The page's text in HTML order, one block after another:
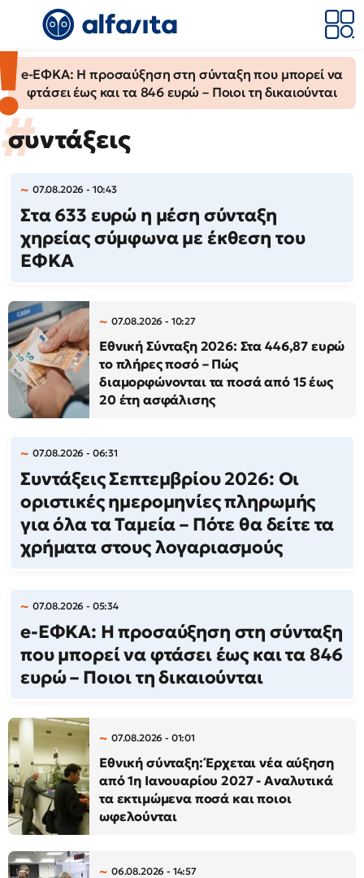
e-ΕΦΚΑ: Η προσαύξηση στη σύνταξη που μπορεί να
φτάσει έως και τα 846 ευρώ – Ποιοι τη δικαιούνται
συντάξεις
07.08.2026 - 10:43
Στα 633 ευρώ η μέση σύνταξη
χηρείας σύμφωνα με έκθεση του
ΕΦΚΑ
07.08.2026 - 10:27
Εθνική Σύνταξη 2026: Στα 446,87 ευρώ
το πλήρες ποσό – Πώς
διαμορφώνονται τα ποσά από 15 έως
20 έτη ασφάλισης
07.08.2026 - 06:31
Συντάξεις Σεπτεμβρίου 2026: Οι
οριστικές ημερομηνίες πληρωμής
για όλα τα Ταμεία – Πότε θα δείτε τα
χρήματα στους λογαριασμούς
07.08.2026 - 05:34
e-ΕΦΚΑ: Η προσαύξηση στη σύνταξη
που μπορεί να φτάσει έως και τα 846
ευρώ – Ποιοι τη δικαιούνται
07.08.2026 - 01:01
Εθνική σύνταξη: Έρχεται νέα αύξηση
από 1η Ιανουαρίου 2027 - Αναλυτικά
τα εκτιμώμενα ποσά και ποιοι
ωφελούνται
06.08.2026 - 14:57